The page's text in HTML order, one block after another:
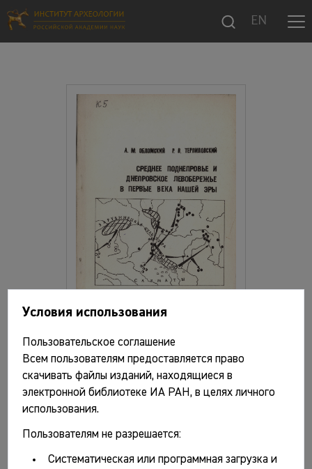
EN
Обломский А.М., Терпиловский Р.В.
Среднее Поднепровье и Днепровское
Левобережье в первые века нашей эры. М.:
Наука, 1991. 173 с.
Условия использования
Пользовательское соглашение
Всем пользователям предоставляется право
скачивать файлы изданий, находящиеся в
электронной библиотеке ИА РАН, в целях личного
использования.
Пользователям не разрешается:
Систематическая или программная загрузка и